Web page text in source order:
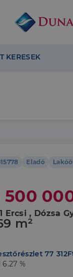
KERESEK
Eladó
500
Ercsi , Dózsa
m²
77
6.27 %